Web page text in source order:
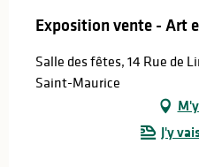
Exposition vente - Art
Salle des fêtes, 14 Rue de
Saint-Maurice
J'y